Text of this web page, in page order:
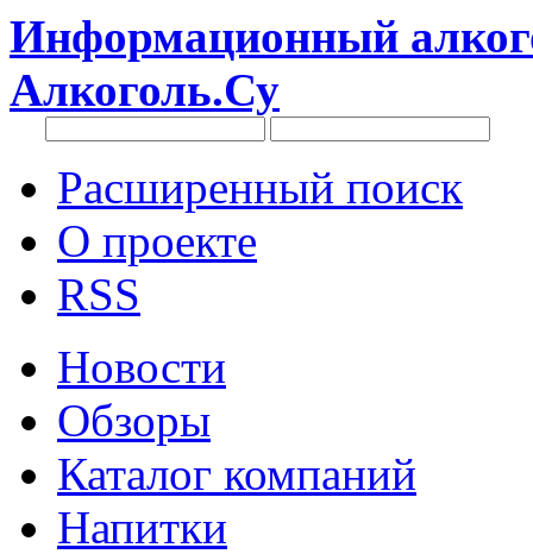
Информационный
Алкоголь.Су
Расширенный поиск
О проекте
RSS
Новости
Обзоры
Каталог компаний
Напитки